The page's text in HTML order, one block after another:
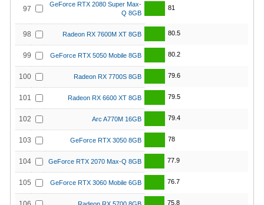
97
GeForce RTX 2080 Super Max-
Q 8GB
81
98 Radeon RX 7600M XT 8GB 80.5
99 GeForce RTX 5050 Mobile 8GB 80.2
100 Radeon RX 7700S 8GB 79.6
101 Radeon RX 6600 XT 8GB 79.5
102 Arc A770M 16GB 79.4
103 GeForce RTX 3050 8GB 78
104 GeForce RTX 2070 Max-Q 8GB 77.9
105 GeForce RTX 3060 Mobile 6GB 76.7
75.8